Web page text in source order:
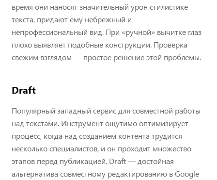
время они наносят значительный урон стилистике
текста, придают ему небрежный и
непрофессиональный вид. При «ручной» вычитке глаз
плохо выявляет подобные конструкции. Проверка
свежим взглядом — простое решение этой проблемы.
Draft
Популярный западный сервис для совместной работы
над текстами. Инструмент ощутимо оптимизирует
процесс, когда над созданием контента трудится
несколько специалистов, и он проходит множество
этапов перед публикацией. Draft — достойная
альтернатива совместному редактированию в Google